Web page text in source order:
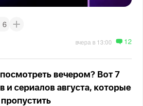
6
вчера в 13:00 12
вечером? Вот 7
и сериалов августа, которые